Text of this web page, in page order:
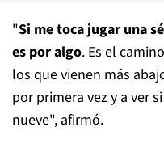
"Si me toca jugar una
es por algo. Es el
los que vienen más
por primera vez y a ver
nueve", afirmó.